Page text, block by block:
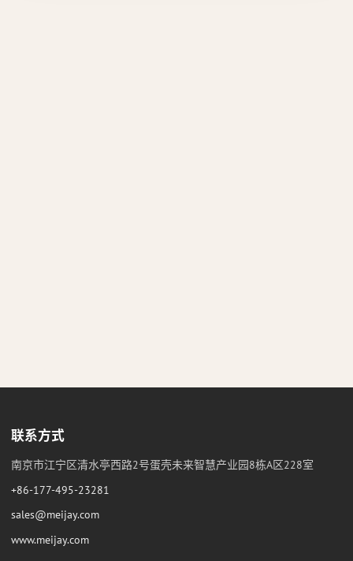
联系方式
南京市江宁区清水亭西路2号蛋壳未来智慧产业园8栋A区228室
+86-177-495-23281
sales@meijay.com
www.meijay.com